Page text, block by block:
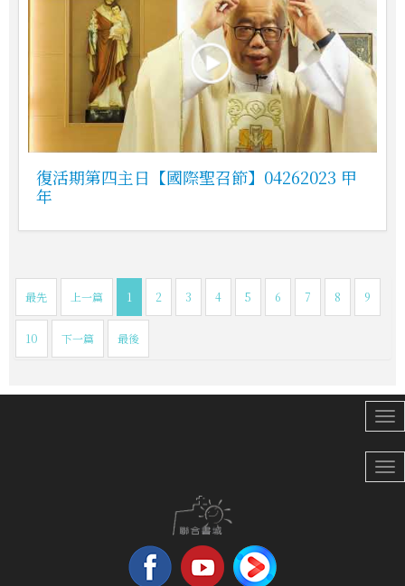
復活期第四主日【國際聖召節】04262023 甲
年
最先 上一篇 1 2 3 4 5 6 7 8 9
10 下一篇 最後